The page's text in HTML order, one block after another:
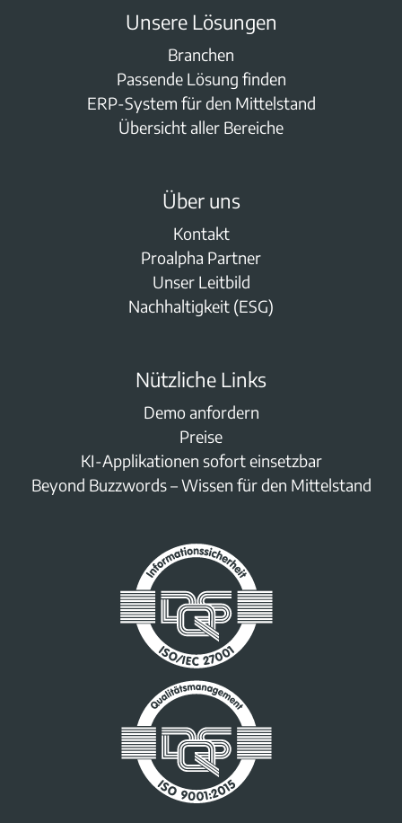
Unsere Lösungen
Branchen
Passende Lösung finden
ERP-System für den Mittelstand
Übersicht aller Bereiche
Über uns
Kontakt
Proalpha Partner
Unser Leitbild
Nachhaltigkeit (ESG)
Nützliche Links
Demo anfordern
Preise
KI-Applikationen sofort einsetzbar
Beyond Buzzwords – Wissen für den Mittelstand